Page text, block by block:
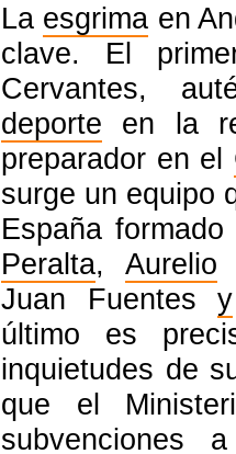
La esgrima en
clave. El
Cervantes,
deporte en la
preparador en el
surge un equipo
España
Peralta, Aurelio
Juan Fuentesy
último es
inquietudes de
que el
subvenciones a